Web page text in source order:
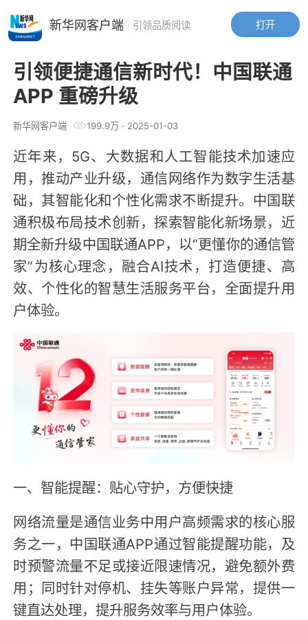
引领便捷通信新时代！中国联通
APP 重磅升级
新华网客户端 199.9万· 2025-01-03
近年来， 5G、大数据和人工智能技术加速应
用，推动产业升级，通信网络作为数字生活基
础，其智能化和个性化需求不断提升。中国联
通积极布局技术创新，探索智能化新场景，近
期全新升级中国联通APP，以“更懂你的通信管
家”为核心理念，融合AI技术，打造便捷、高
效、个性化的智慧生活服务平台，全面提升用
户体验。
一、智能提醒：贴心守护，方便快捷
网络流量是通信业务中用户高频需求的核心服
务之一，中国联通APP通过智能提醒功能，及
时预警流量不足或接近限速情况，避免额外费
用；同时针对停机、挂失等账户异常，提供一
键直达处理，提升服务效率与用户体验。
打开
新华网客户端 引领品质阅读